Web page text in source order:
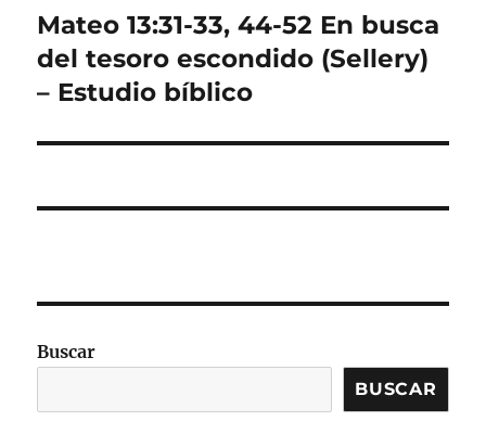
Entrada
siguiente:
Mateo 13:31-33, 44-52 En busca
del tesoro escondido (Sellery)
– Estudio bíblico
Buscar
BUSCAR